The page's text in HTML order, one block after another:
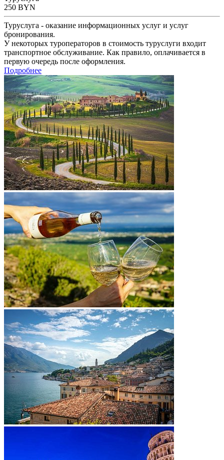
250 BYN
Туруслуга - оказание информационных услуг и услуг
бронирования.
У некоторых туроператоров в стоимость туруслуги входит
транспортное обслуживание. Как правило, оплачивается в
первую очередь после оформления.
Подробнее